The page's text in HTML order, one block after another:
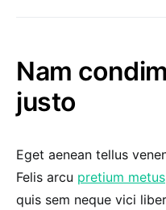
Nam
justo
Eget aenean tellus
Felis arcu pretium metus
quis sem neque vici